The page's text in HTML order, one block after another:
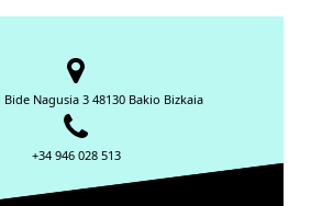
Bide Nagusia 3 48130 Bakio Bizkaia
+34 946 028 513